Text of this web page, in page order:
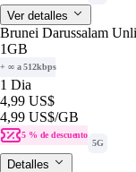
Ver detalles
Brunei Darussalam
1GB
+ ∞ a 512kbps
1 Dia
4,99 US$
4,99 US$/GB
5 % de descuento
5G
Detalles